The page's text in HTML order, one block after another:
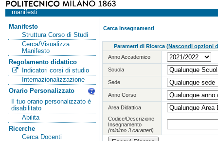
manifesti
Manifesto
Struttura Corso di Studi
Cerca/Visualizza
Manifesto
Regolamento didattico
Indicatori corsi di studio
Internazionalizzazione
Orario Personalizzato
Il tuo orario personalizzato è
disabilitato
Abilita
Ricerche
Cerca Docenti
Cerca Insegnamenti
Parametri di Ricerca (Nascondi opzioni
Anno Accademico
Scuola
Sede
Anno Corso
Area Didattica
Codice/Descrizione
Insegnamento
(minimo 3 caratteri)